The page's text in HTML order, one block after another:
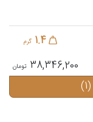
1.4 گرم
38,346,200
(1)